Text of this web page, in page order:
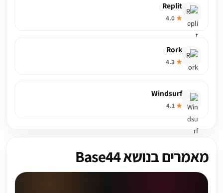
Replit
★
Rork
★
Windsurf
★
מאמרים בנושא Base44